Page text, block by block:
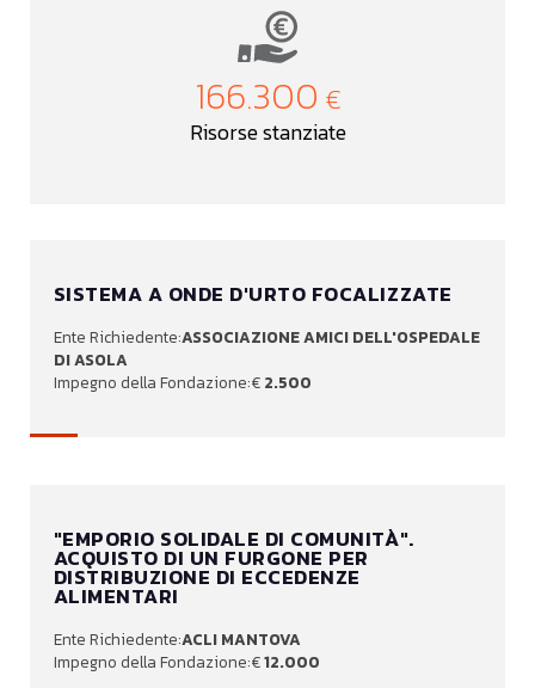
166.300
Risorse stanziate
SISTEMA A ONDE D'URTO FOCALIZZATE
ASSOCIAZIONE AMICI DELL'OSPEDALE
DI ASOLA
2.500
"EMPORIO SOLIDALE DI COMUNITÀ".
ACQUISTO DI UN FURGONE PER
DISTRIBUZIONE DI ECCEDENZE
ALIMENTARI
ACLI MANTOVA
12.000